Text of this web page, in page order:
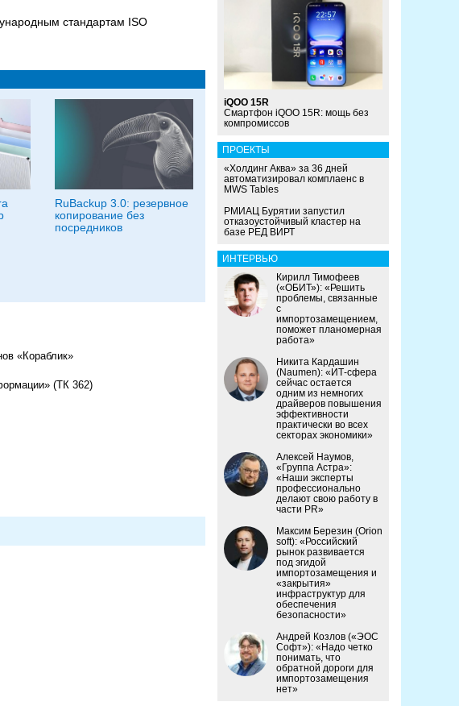
стандартам ISO
RuBackup 3.0: резервное
копирование без
посредников
«Кораблик»
(ТК 362)
iQOO 15R
Смартфон iQOO 15R: мощь без
компромиссов
ПРОЕКТЫ
«Холдинг Аква» за 36 дней
автоматизировал комплаенс в
MWS Tables
РМИАЦ Бурятии запустил
отказоустойчивый кластер на
базе РЕД ВИРТ
ИНТЕРВЬЮ
Кирилл Тимофеев
(«ОБИТ»): «Решить
проблемы, связанные
с
импортозамещением,
поможет планомерная
работа»
Никита Кардашин
(Naumen): «ИТ-сфера
сейчас остается
одним из немногих
драйверов повышения
эффективности
практически во всех
секторах экономики»
Алексей Наумов,
«Группа Астра»:
«Наши эксперты
профессионально
делают свою работу в
части PR»
Максим Березин (Orion
soft): «Российский
рынок развивается
под эгидой
импортозамещения и
«закрытия»
инфраструктур для
обеспечения
безопасности»
Андрей Козлов («ЭОС
Софт»): «Надо четко
понимать, что
обратной дороги для
импортозамещения
нет»